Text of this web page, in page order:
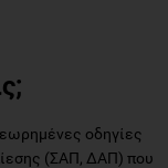
οδηγίες
(ΣΑΠ, ΔΑΠ) που